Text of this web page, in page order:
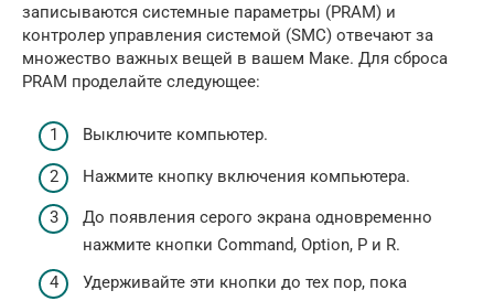
записываются системные параметры (PRAM) и
контролер управления системой (SMC) отвечают за
множество важных вещей в вашем Маке. Для сброса
PRAM проделайте следующее:
Выключите компьютер.
Нажмите кнопку включения компьютера.
До появления серого экрана одновременно
нажмите кнопки Command, Option, P и R.
Удерживайте эти кнопки до тех пор, пока